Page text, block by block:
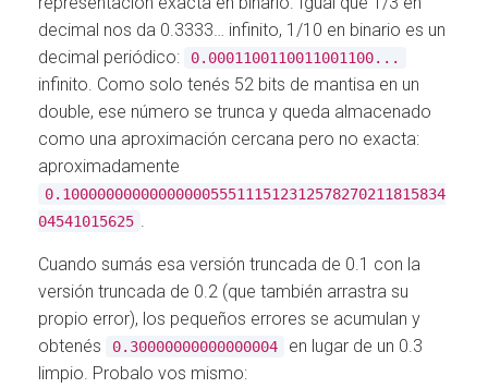
decimal nos da 0.3333… infinito, 1/10 en binario es un
decimal periódico:
0.0001100110011001100...
infinito. Como solo tenés 52 bits de mantisa en un
double, ese número se trunca y queda almacenado
como una aproximación cercana pero no exacta:
aproximadamente
0.10000000000000000555111512312578270211815834
04541015625
Cuando sumás esa versión truncada de 0.1 con la
versión truncada de 0.2 (que también arrastra su
propio error), los pequeños errores se acumulan y
obtenés
0.30000000000000004
en lugar de un 0.3
limpio. Probalo vos mismo: